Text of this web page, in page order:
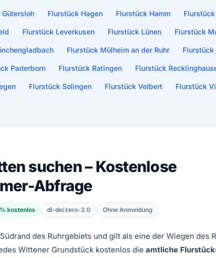
Flurstück Hagen Flurstück Hamm
Flurstück Leverkusen Flurstück Lünen Flurstück
Flurstück Mülheim an der Ruhr
Paderborn Flurstück Ratingen Flurstück
Flurstück Solingen Flurstück Velbert Flurstück
suchen – Kostenlose
Abfrage
kostenlos dl-de/zero-2.0 Ohne Anmeldung
des Ruhrgebiets und gilt als eine der Wiegen des
Wittener Grundstück kostenlos die amtliche